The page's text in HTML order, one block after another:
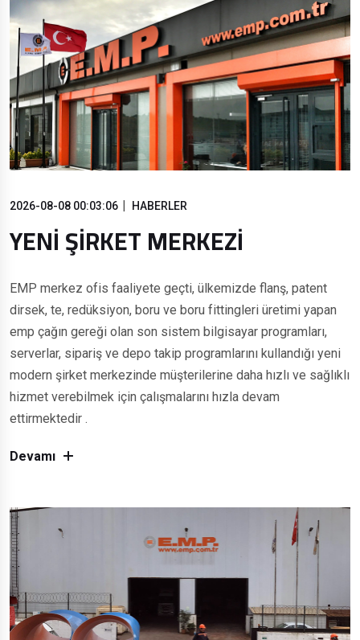
2026-08-08 00:03:06 HABERLER
YENİ ŞİRKET MERKEZİ
EMP merkez ofis faaliyete geçti, ülkemizde flanş, patent
dirsek, te, redüksiyon, boru ve boru fittingleri üretimi yapan
emp çağın gereği olan son sistem bilgisayar programları,
serverlar, sipariş ve depo takip programlarını kullandığı yeni
modern şirket merkezinde müşterilerine daha hızlı ve sağlıklı
hizmet verebilmek için çalışmalarını hızla devam
ettirmektedir .
Devamı